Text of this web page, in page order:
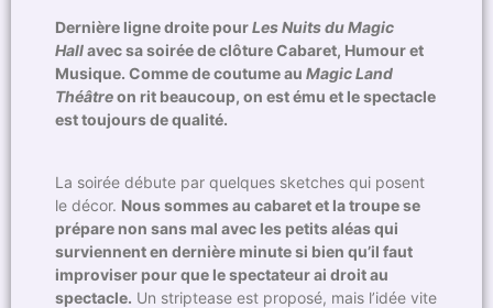
Dernière ligne droite pourLes Nuits du Magic
Hallavec sa soirée de clôture Cabaret, Humour et
Musique. Comme de coutume au Magic Land
Théâtreon rit beaucoup, on est ému et le spectacle
est toujours de qualité.
La soirée débute par quelques sketches qui posent
le décor. Nous sommes au cabaret et la troupe se
prépare non sans mal avec les petits aléas qui
surviennent en dernière minute si bien qu’il faut
improviser pour que le spectateur ai droit au
spectacle. Un striptease est proposé, mais l’idée vite